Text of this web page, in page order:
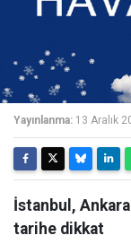
Yayınlanma: 13 Aralık
İstanbul,
tarihe dikkat